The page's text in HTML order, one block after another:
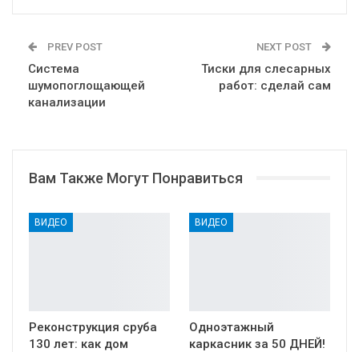
PREV POST
Система
шумопоглощающей
канализации
NEXT POST
Тиски для слесарных
работ: сделай сам
Вам Также Могут Понравиться
ВИДЕО
Реконструкция сруба
130 лет: как дом
ВИДЕО
Одноэтажный
каркасник за 50 ДНЕЙ!